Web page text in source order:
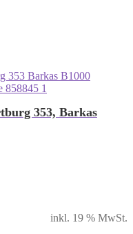
353, Barkas
inkl. 19 % MwSt.